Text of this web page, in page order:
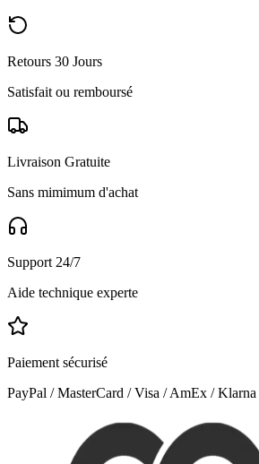
Retours 30 Jours
Satisfait ou remboursé
Livraison Gratuite
Sans mimimum d'achat
Support 24/7
Aide technique experte
Paiement sécurisé
PayPal / MasterCard / Visa / AmEx / Klarna